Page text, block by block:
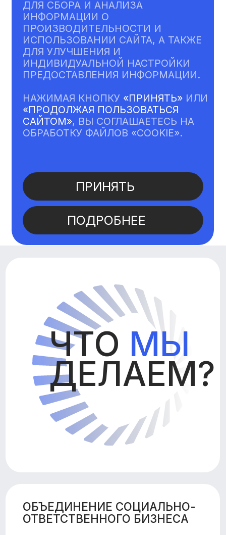
ПОДРОБНЕЕ
ОБЪЕДИНЕНИЕ СОЦИАЛЬНО-
ОТВЕТСТВЕННОГО БИЗНЕСА
СЕМЬИ СОТРУДНИКОВ И КЛИЕНТОВ
ПРОДВИЖЕНИЕ
ЦЕННОСТЕЙ СОЦИАЛЬНОЙ
ОТВЕТСТВЕННОСТИ
СОЗДАНИЕ ПРОСЕМЕЙНОЙ
КОРПОРАТИВНОЙ СРЕДЫ, ОБМЕН
ОПЫТОМ, ПРОДВИЖЕНИЕ ОБРАЗА
СЕМЬИ
РАЗВИТИЕ СЕМЕЙНО-
ОРИЕНТИРОВАННОЙ
ИНФРАСТРУКТУРЫ
ЧТОМЫ
ДЕЛАЕМ?
НАШИ